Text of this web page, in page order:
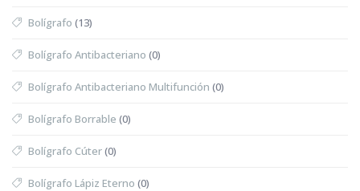
Bolígrafo (13)
Bolígrafo Antibacteriano (0)
Bolígrafo Antibacteriano Multifunción (0)
Bolígrafo Borrable (0)
Bolígrafo Cúter(0)
Bolígrafo Lápiz Eterno (0)